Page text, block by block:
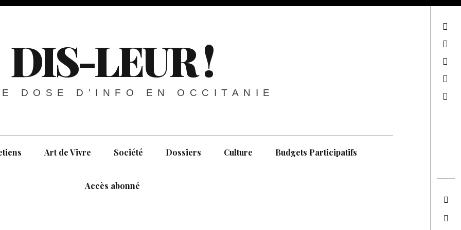
DIS-LEUR !
DOSE D'INFO EN OCCITANIE
Art de Vivre Société Dossiers Culture Budgets Participatifs
Accès abonné